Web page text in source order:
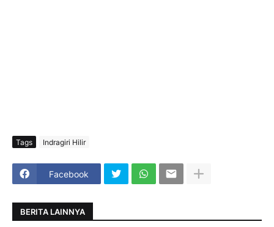
Tags Indragiri Hilir
Facebook
BERITA LAINNYA